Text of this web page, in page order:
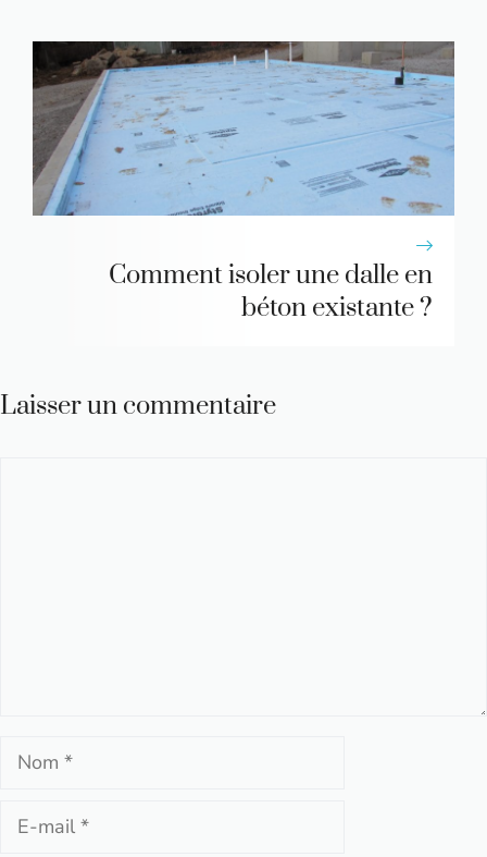
Comment isoler une dalle en
béton existante ?
Laisser un commentaire
Nom
E-